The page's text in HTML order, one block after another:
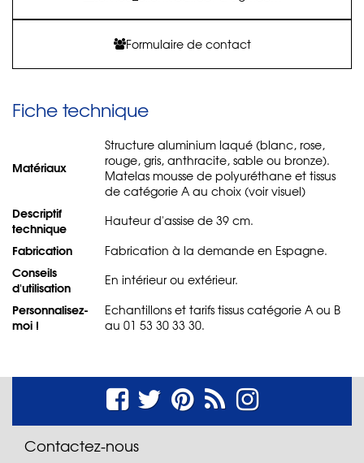
Formulaire de contact
Fiche technique
Matériaux
Structure aluminium laqué (blanc, rose,
rouge, gris, anthracite, sable ou bronze).
Matelas mousse de polyuréthane et tissus
de catégorie A au choix (voir visuel)
Descriptif
technique
Hauteur d'assise de 39 cm.
Fabrication Fabrication à la demande en Espagne.
Conseils
d'utilisation
En intérieur ou extérieur.
Personnalisez-
moi !
Echantillons et tarifs tissus catégorie A ou B
au 01 53 30 33 30.
Contactez-nous